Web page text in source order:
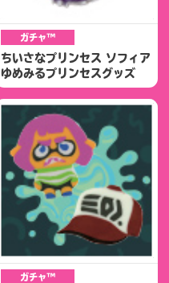
ガチャ™
ちいさなプリンセス ソフィア
ゆめみるプリンセスグッズ
ガチャ™